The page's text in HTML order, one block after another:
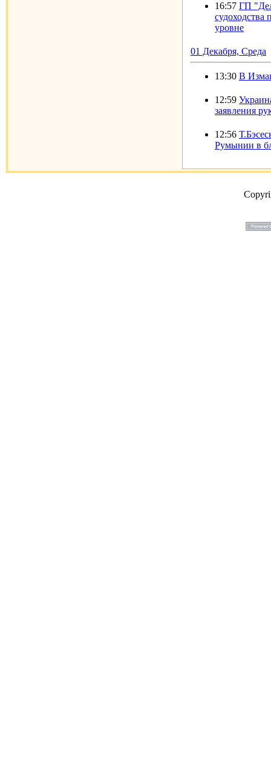
16:57 ГП
уровне
01 Декабря, Среда
13:30 В
12:59
заявления
12:56
Румынии в